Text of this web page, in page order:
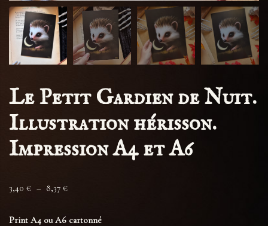
Le Petit Gardien de Nuit.
Illustration hérisson.
Impression A4 et A6
3,40 € – 8,37 €
Print A4 ou A6 cartonné